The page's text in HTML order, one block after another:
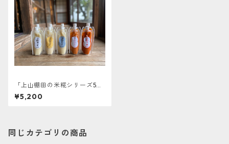
「上山棚田の米糀シリーズ5種
セット（送料無料）」
¥5,200
同じカテゴリの商品